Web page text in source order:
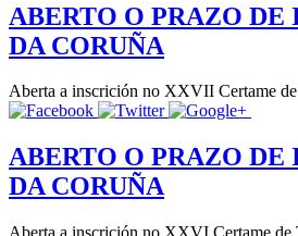
ABERTO O PRAZO
DA CORUÑA
Aberta a inscrición no XXVII Certame de
ABERTO O PRAZO DE
DA CORUÑA